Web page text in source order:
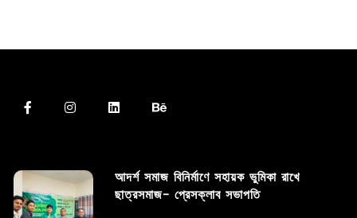
আদর্শ সমাজ বিনির্মাণে সহায়ক ভুমিকা রাখে
ছাত্রসমাজ- প্রেসক্লাব সভাপতি